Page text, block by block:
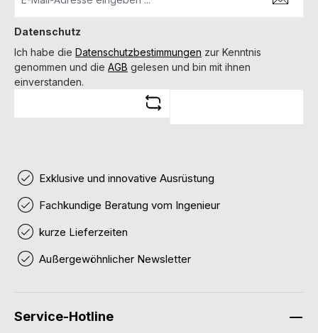
Datenschutz
Ich habe die Datenschutzbestimmungen zur Kenntnis
genommen und die AGB gelesen und bin mit ihnen
einverstanden.
Exklusive und innovative Ausrüstung
Fachkundige Beratung vom Ingenieur
kurze Lieferzeiten
Außergewöhnlicher Newsletter
Service-Hotline